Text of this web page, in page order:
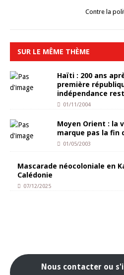
Contre la
SUR LE MÊME THÈME
Haïti : 200 ans
première
indépendance
01/11/2004
Moyen Orient : la
marque pas la fin
01/05/2003
Mascarade néocoloniale en
Calédonie
07/12/2025
Nous contacter ou